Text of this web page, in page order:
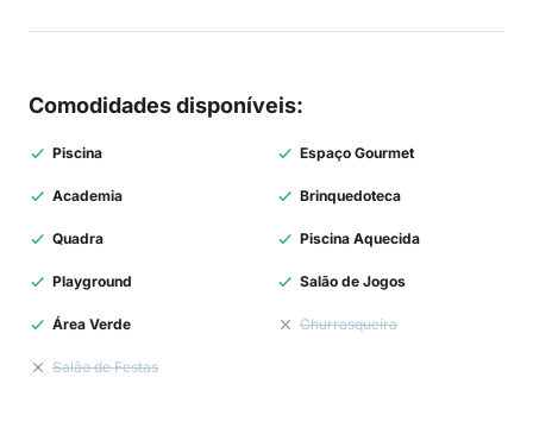
Comodidades disponíveis:
Piscina Espaço Gourmet
Academia Brinquedoteca
Quadra Piscina Aquecida
Playground Salão de Jogos
Área Verde Churrasqueira
Salão de Festas